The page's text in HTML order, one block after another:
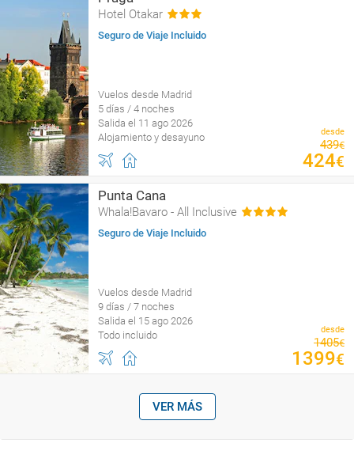
Hotel Otakar
Seguro de Viaje Incluido
Vuelos desde Madrid
5 días / 4 noches
Salida el 11 ago 2026
Alojamiento y desayuno
desde
439€
424€
Punta Cana
Whala!Bavaro - All Inclusive
Seguro de Viaje Incluido
Vuelos desde Madrid
9 días / 7 noches
Salida el 15 ago 2026
Todo incluido
desde
1405€
1399€
VER MÁS